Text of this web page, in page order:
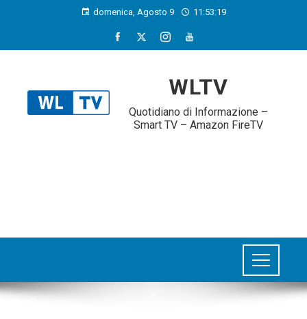
domenica, Agosto 9 11:53:20
WLTV
Quotidiano di Informazione –
Smart TV – Amazon FireTV